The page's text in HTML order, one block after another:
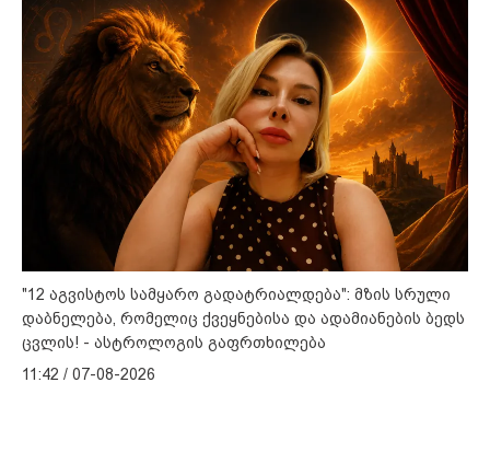
"12 აგვისტოს სამყარო გადატრიალდება": მზის სრული
დაბნელება, რომელიც ქვეყნებისა და ადამიანების ბედს
ცვლის! - ასტროლოგის გაფრთხილება
11:42 / 07-08-2026